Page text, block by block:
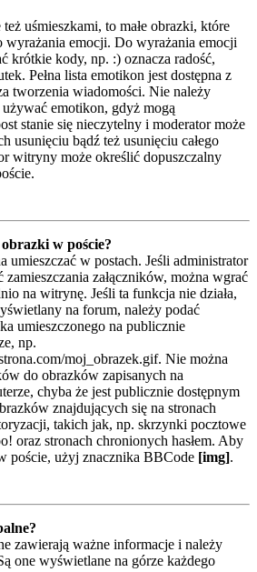
uśmieszkami, to małe obrazki, które
wyrażania emocji. Do wyrażania emocji
krótkie kody, np. :) oznacza radość,
Pełna lista emotikon jest dostępna z
tworzenia wiadomości. Nie należy
emotikon, gdyż mogą
stanie się nieczytelny i moderator może
usunięciu bądź też usunięciu całego
witryny może określić dopuszczalny
w poście?
umieszczać w postach. Jeśli administrator
zamieszczania załączników, można wgrać
na witrynę. Jeśli ta funkcja nie działa,
na forum, należy podać
umieszczonego na publicznie
np.
moj_obrazek.gif. Nie można
do obrazków zapisanych na
chyba że jest publicznie dostępnym
znajdujących się na stronach
takich jak, np. skrzynki pocztowe
oraz stronach chronionych hasłem. Aby
poście, użyj znacznika BBCode [img].
zawierają ważne informacje i należy
one wyświetlane na górze każdego